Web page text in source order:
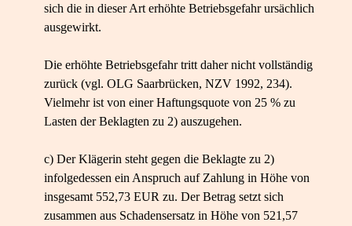
sich die in dieser Art erhöhte Betriebsgefahr ursächlich
ausgewirkt.
Die erhöhte Betriebsgefahr tritt daher nicht vollständig
zurück (vgl. OLG Saarbrücken, NZV 1992, 234).
Vielmehr ist von einer Haftungsquote von 25 % zu
Lasten der Beklagten zu 2) auszugehen.
c) Der Klägerin steht gegen die Beklagte zu 2)
infolgedessen ein Anspruch auf Zahlung in Höhe von
insgesamt 552,73 EUR zu. Der Betrag setzt sich
zusammen aus Schadensersatz in Höhe von 521,57